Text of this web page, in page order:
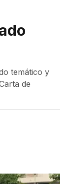
temático y
de